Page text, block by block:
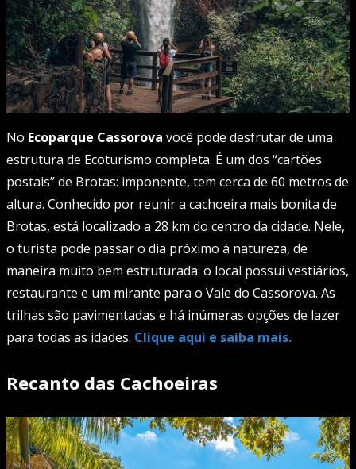
No Ecoparque Cassorova você pode desfrutar de uma
estrutura de Ecoturismo completa. É um dos “cartões
postais” de Brotas: imponente, tem cerca de 60 metros de
altura. Conhecido por reunir a cachoeira mais bonita de
Brotas, está localizado a 28 km do centro da cidade. Nele,
o turista pode passar o dia próximo à natureza, de
maneira muito bem estruturada: o local possui vestiários,
restaurante e um mirante para o Vale do Cassorova. As
trilhas são pavimentadas e há inúmeras opções de lazer
para todas as idades. Clique aqui e saiba mais.
Recanto das Cachoeiras